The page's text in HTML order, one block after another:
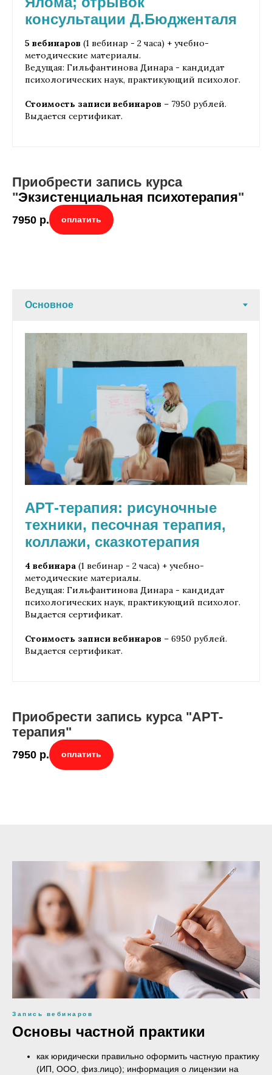
консультации Д.Бюдженталя
5 вебинаров (1 вебинар - 2 часа) + учебно-
методические материалы.
Ведущая: Гильфантинова Динара - кандидат
психологических наук, практикующий психолог.
Стоимость записи вебинаров – 7950 рублей.
Выдается сертификат.
Приобрести запись курса
"Экзистенциальная психотерапия"
7950 р. оплатить
АРТ-терапия: рисуночные
техники, песочная терапия,
коллажи, сказкотерапия
4 вебинара (1 вебинар - 2 часа) + учебно-
методические материалы.
Ведущая: Гильфантинова Динара - кандидат
психологических наук, практикующий психолог.
Выдается сертификат.
Стоимость записи вебинаров – 6950 рублей.
Выдается сертификат.
Приобрести запись курса "АРТ-
терапия"
7950 р. оплатить
Запись вебинаров
Основы частной практики
как юридически правильно оформить частную практику
(ИП, ООО, физ.лицо); информация о лицензии на